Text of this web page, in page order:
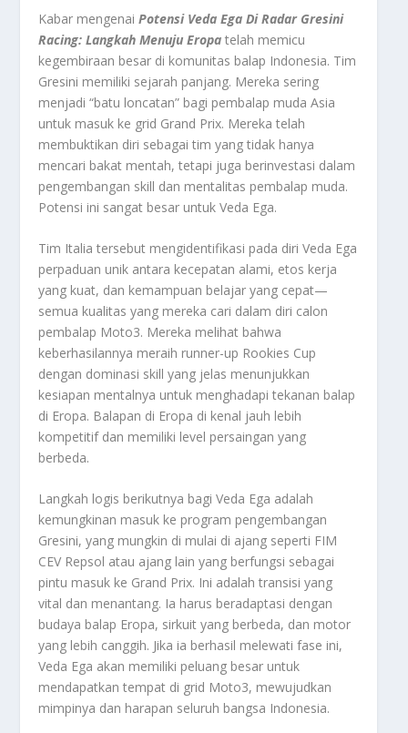
Kabar mengenaiPotensi Veda Ega Di Radar Gresini
Racing: Langkah Menuju Eropa telah memicu
kegembiraan besar di komunitas balap Indonesia. Tim
Gresini memiliki sejarah panjang. Mereka sering
menjadi “batu loncatan” bagi pembalap muda Asia
untuk masuk ke grid Grand Prix. Mereka telah
membuktikan diri sebagai tim yang tidak hanya
mencari bakat mentah, tetapi juga berinvestasi dalam
pengembangan skill dan mentalitas pembalap muda.
Potensi ini sangat besar untuk Veda Ega.
Tim Italia tersebut mengidentifikasi pada diri Veda Ega
perpaduan unik antara kecepatan alami, etos kerja
yang kuat, dan kemampuan belajar yang cepat—
semua kualitas yang mereka cari dalam diri calon
pembalap Moto3. Mereka melihat bahwa
keberhasilannya meraih runner-up Rookies Cup
dengan dominasi skill yang jelas menunjukkan
kesiapan mentalnya untuk menghadapi tekanan balap
di Eropa. Balapan di Eropa di kenal jauh lebih
kompetitif dan memiliki level persaingan yang
berbeda.
Langkah logis berikutnya bagi Veda Ega adalah
kemungkinan masuk ke program pengembangan
Gresini, yang mungkin di mulai di ajang seperti FIM
CEV Repsol atau ajang lain yang berfungsi sebagai
pintu masuk ke Grand Prix. Ini adalah transisi yang
vital dan menantang. Ia harus beradaptasi dengan
budaya balap Eropa, sirkuit yang berbeda, dan motor
yang lebih canggih. Jika ia berhasil melewati fase ini,
Veda Ega akan memiliki peluang besar untuk
mendapatkan tempat di grid Moto3, mewujudkan
mimpinya dan harapan seluruh bangsa Indonesia.